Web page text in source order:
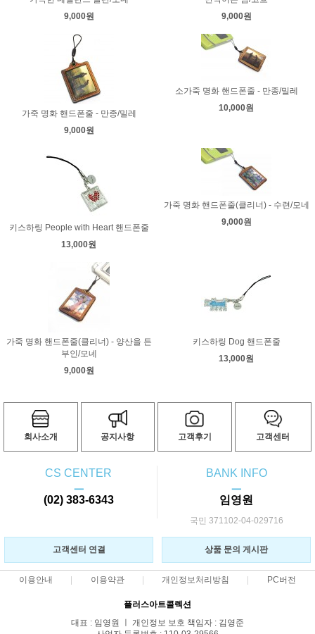
9,000원
9,000원
가죽 명화 핸드폰줄 - 만종/밀레
9,000원
소가죽 명화 핸드폰줄 - 만종/밀레
10,000원
키스하링 People with Heart 핸드폰줄
13,000원
가죽 명화 핸드폰줄(클리너) - 수련/모네
9,000원
가죽 명화 핸드폰줄(클리너) - 양산을 든
부인/모네
9,000원
키스하링 Dog 핸드폰줄
13,000원
회사소개 공지사항 고객후기 고객센터
CS CENTER
ㅡ
(02) 383-6343
BANK INFO
ㅡ
임영원
국민 371102-04-029716
고객센터 연결 상품 문의 게시판
이용안내 이용약관 개인정보처리방침 PC버전
플러스아트콜렉션
대표 : 임영원 ㅣ 개인정보 보호 책임자 : 김영준